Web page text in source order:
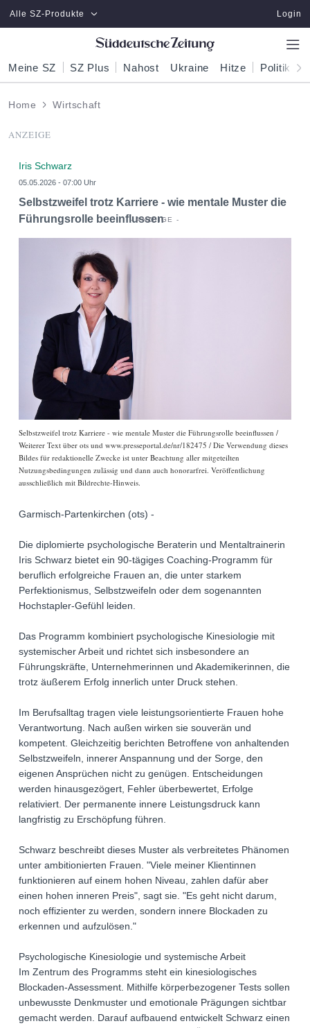
Zum Hauptinhalt springen
Alle SZ-Produkte Login
Meine SZ SZ Plus Nahost Ukraine Hitze Politik
Home Wirtschaft
ANZEIGE
Iris Schwarz
05.05.2026 - 07:00 Uhr
Selbstzweifel trotz Karriere - wie mentale Muster die
Führungsrolle beeinflussen
Selbstzweifel trotz Karriere - wie mentale Muster die Führungsrolle beeinflussen /
Weiterer Text über ots und www.presseportal.de/nr/182475 / Die Verwendung dieses
Bildes für redaktionelle Zwecke ist unter Beachtung aller mitgeteilten
Nutzungsbedingungen zulässig und dann auch honorarfrei. Veröffentlichung
ausschließlich mit Bildrechte-Hinweis.
Garmisch-Partenkirchen (ots) -
Die diplomierte psychologische Beraterin und Mentaltrainerin
Iris Schwarz bietet ein 90-tägiges Coaching-Programm für
beruflich erfolgreiche Frauen an, die unter starkem
Perfektionismus, Selbstzweifeln oder dem sogenannten
Hochstapler-Gefühl leiden.
Das Programm kombiniert psychologische Kinesiologie mit
systemischer Arbeit und richtet sich insbesondere an
Führungskräfte, Unternehmerinnen und Akademikerinnen, die
trotz äußerem Erfolg innerlich unter Druck stehen.
Im Berufsalltag tragen viele leistungsorientierte Frauen hohe
Verantwortung. Nach außen wirken sie souverän und
kompetent. Gleichzeitig berichten Betroffene von anhaltenden
Selbstzweifeln, innerer Anspannung und der Sorge, den
eigenen Ansprüchen nicht zu genügen. Entscheidungen
werden hinausgezögert, Fehler überbewertet, Erfolge
relativiert. Der permanente innere Leistungsdruck kann
langfristig zu Erschöpfung führen.
Schwarz beschreibt dieses Muster als verbreitetes Phänomen
unter ambitionierten Frauen. "Viele meiner Klientinnen
funktionieren auf einem hohen Niveau, zahlen dafür aber
einen hohen inneren Preis", sagt sie. "Es geht nicht darum,
noch effizienter zu werden, sondern innere Blockaden zu
erkennen und aufzulösen."
Psychologische Kinesiologie und systemische Arbeit
Im Zentrum des Programms steht ein kinesiologisches
Blockaden-Assessment. Mithilfe körperbezogener Tests sollen
unbewusste Denkmuster und emotionale Prägungen sichtbar
gemacht werden. Darauf aufbauend entwickelt Schwarz einen